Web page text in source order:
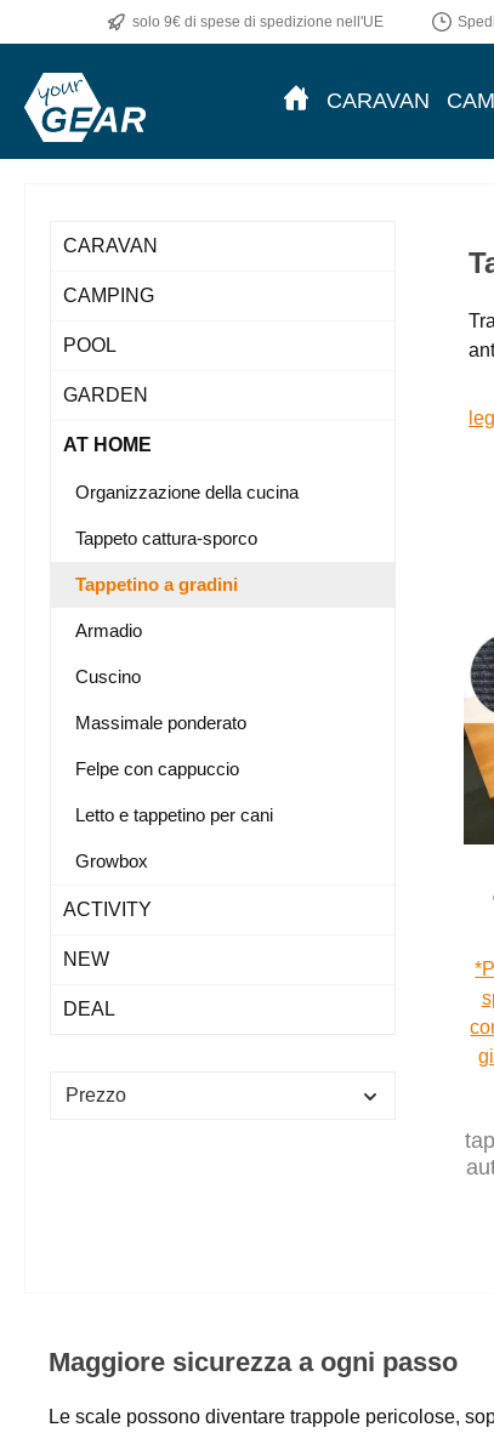
solo 9€ di spese di spedizione nell'UE
CARAVAN
CARAVAN
CAMPING
POOL
GARDEN
AT HOME
Organizzazione della cucina
Tappeto cattura-sporco
Tappetino a gradini
Armadio
Cuscino
Massimale ponderato
Felpe con cappuccio
Letto e tappetino per cani
Growbox
ACTIVITY
NEW
DEAL
Prezzo
Maggiore sicurezza a ogni passo
Le scale possono diventare trappole pericolose,